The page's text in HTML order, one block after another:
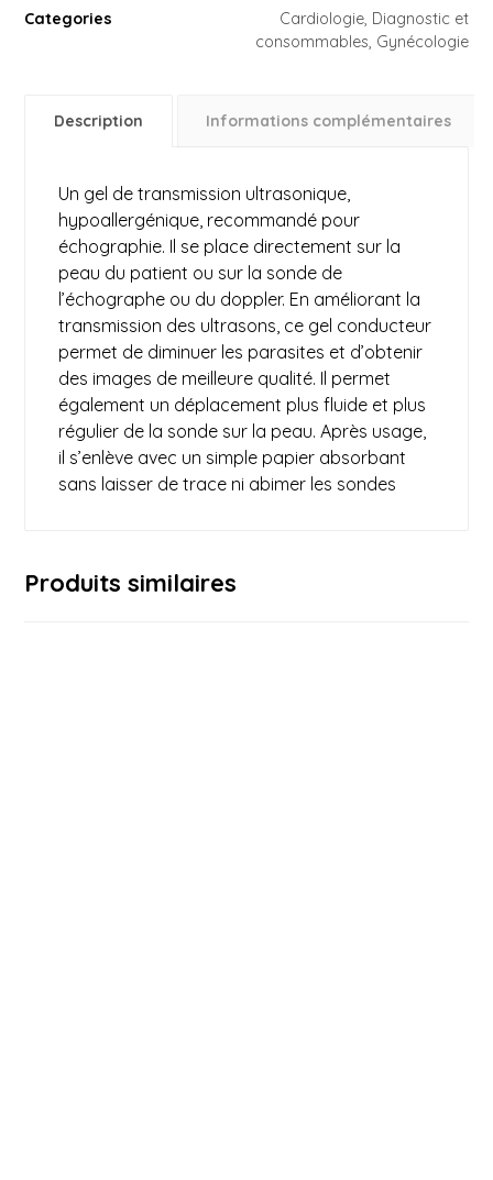
Categories Cardiologie, Diagnostic et
consommables, Gynécologie
Description Informations complémentaires
Un gel de transmission ultrasonique,
hypoallergénique, recommandé pour
échographie. Il se place directement sur la
peau du patient ou sur la sonde de
l’échographe ou du doppler. En améliorant la
transmission des ultrasons, ce gel conducteur
permet de diminuer les parasites et d’obtenir
des images de meilleure qualité. Il permet
également un déplacement plus fluide et plus
régulier de la sonde sur la peau. Après usage,
il s’enlève avec un simple papier absorbant
sans laisser de trace ni abimer les sondes
Produits similaires